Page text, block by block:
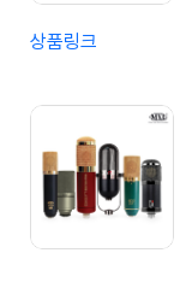
상품링크